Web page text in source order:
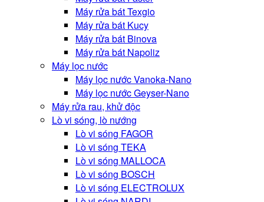
Máy rửa bát Texgio
Máy rửa bát Kucy
Máy rửa bát Binova
Máy rửa bát Napoliz
Máy lọc nước
Máy lọc nước Vanoka-Nano
Máy lọc nước Geyser-Nano
Máy rửa rau, khử độc
Lò vi sóng, lò nướng
Lò vi sóng FAGOR
Lò vi sóng TEKA
Lò vi sóng MALLOCA
Lò vi sóng BOSCH
Lò vi sóng ELECTROLUX